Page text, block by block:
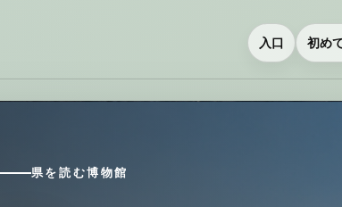
入口 初め
県を読む博物館